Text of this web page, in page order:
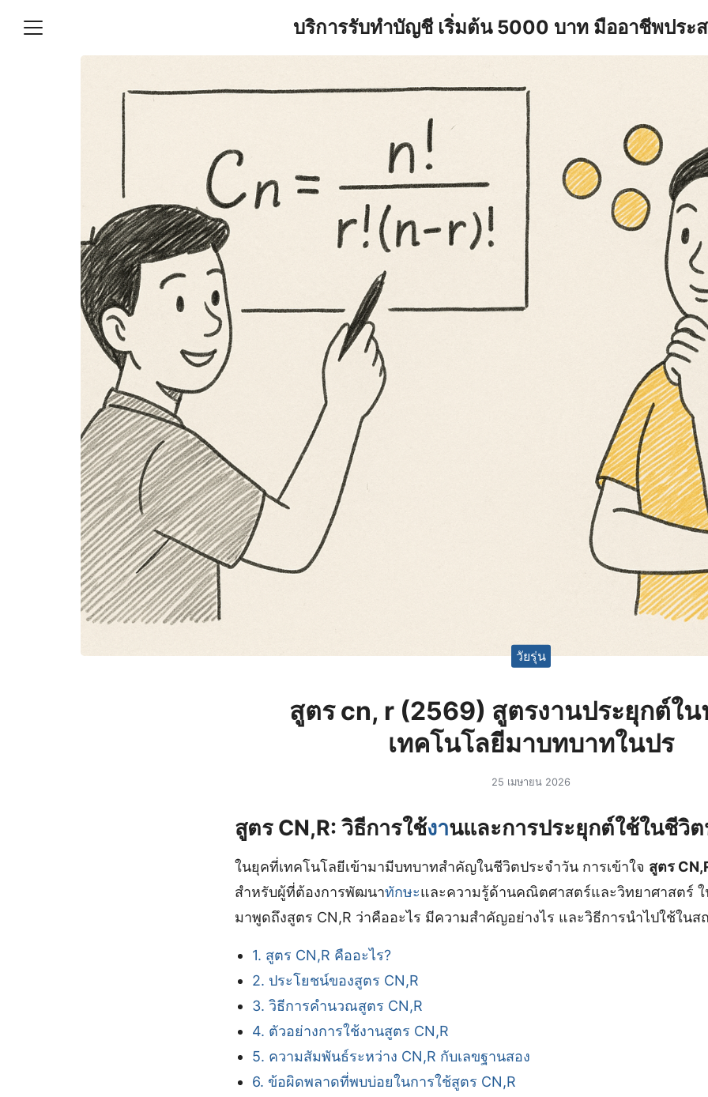
บริการรับทำบัญชี เริ่มต้น 5000 บาท มืออาชีพประ
ญชีและภาษีครบวงจร |
วัยรุ่น
สูตร cn, r (2569) สูตรงานประยุกต์ใน
เทคโนโลยีมาบทบาทในปร
25 เมษายน 2026
สูตร CN,R: วิธีการใช้งานและการประยุกต์ใช้ในชีวิ
ในยุคที่เทคโนโลยีเข้ามามีบทบาทสำคัญในชีวิตประจำวัน การเข้าใจ สูตร
สำหรับผู้ที่ต้องการพัฒนาทักษะและความรู้ด้านคณิตศาสตร์และวิทยาศาสตร์ ใ
มาพูดถึงสูตร CN,R ว่าคืออะไร มีความสำคัญอย่างไร และวิธีการนำไปใช้ใน
1. สูตร CN,R คืออะไร?
2. ประโยชน์ของสูตร CN,R
3. วิธีการคำนวณสูตร CN,R
4. ตัวอย่างการใช้งานสูตร CN,R
5. ความสัมพันธ์ระหว่าง CN,R กับเลขฐานสอง
6. ข้อผิดพลาดที่พบบ่อยในการใช้สูตร CN,R